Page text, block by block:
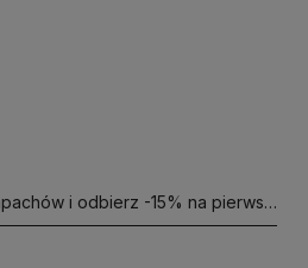
i odbierz -15% na pierwsze